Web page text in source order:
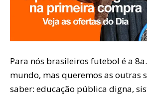
Para nós brasileiros futebol é a
mundo, mas queremos as outras
saber: educação pública digna,